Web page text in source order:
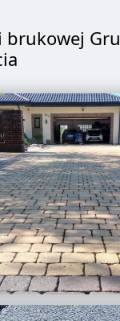
brukowej